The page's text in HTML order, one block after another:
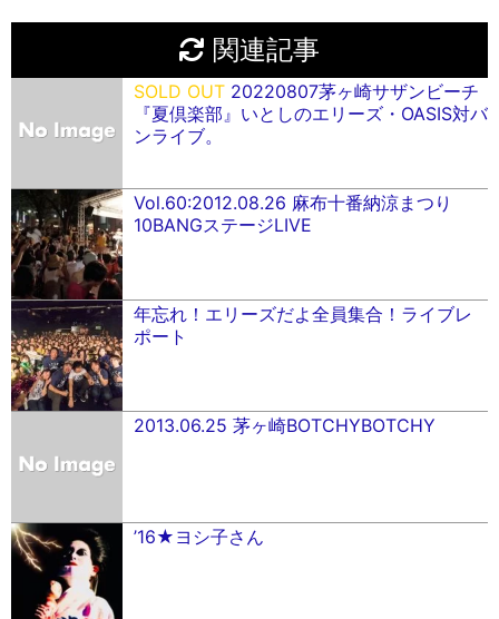
関連記事
SOLD OUT 20220807茅ヶ崎サザンビーチ
『夏倶楽部』いとしのエリーズ・OASIS対バ
ンライブ。
Vol.60:2012.08.26 麻布十番納涼まつり
10BANGステージLIVE
年忘れ！エリーズだよ全員集合！ライブレ
ポート
2013.06.25 茅ヶ崎BOTCHYBOTCHY
’16★ヨシ子さん